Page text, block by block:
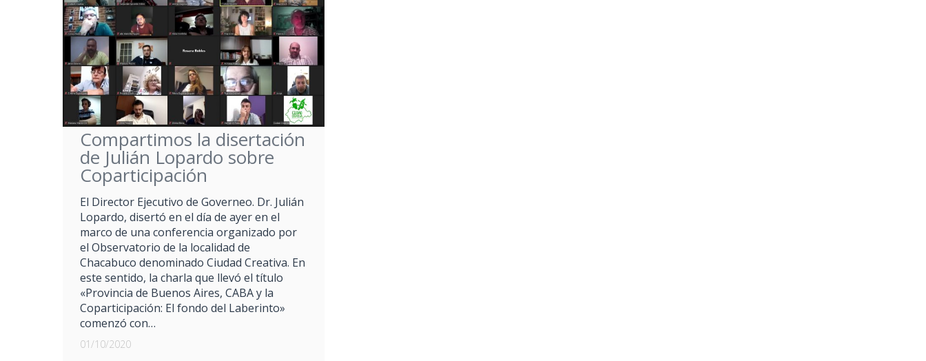
Compartimos la disertación
de Julián Lopardo sobre
Coparticipación
El Director Ejecutivo de Governeo. Dr. Julián
Lopardo, disertó en el día de ayer en el
marco de una conferencia organizado por
el Observatorio de la localidad de
Chacabuco denominado Ciudad Creativa. En
este sentido, la charla que llevó el título
«Provincia de Buenos Aires, CABA y la
Coparticipación: El fondo del Laberinto»
comenzó con…
01/10/2020